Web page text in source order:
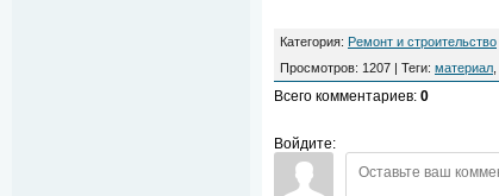
Категория: Ремонт и строительство
Просмотров: 1207 | Теги: материал
Всего комментариев: 0
Войдите: